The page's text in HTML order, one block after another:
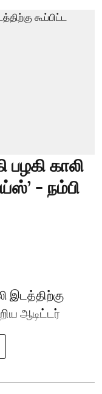
பழகி காலி
- நம்பி
இடத்திற்கு
ஆடிட்டர்